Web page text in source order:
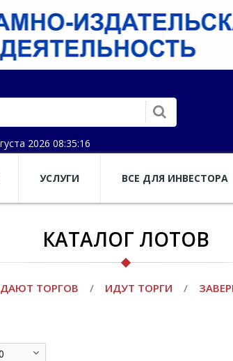
2026 08:35:16
УСЛУГИ ВСЕ ДЛЯ ИНВЕСТОРА
КАТАЛОГ ЛОТОВ
ТОРГОВ / ИДУТ ТОРГИ /